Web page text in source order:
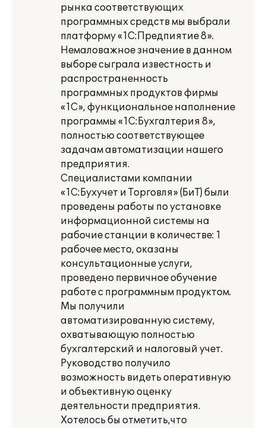
рынка соответствующих
программных средств мы выбрали
платформу «1С:Предпиятие 8».
Немаловажное значение в данном
выборе сыграла известность и
распространенность
программных продуктов фирмы
«1С», функциональное наполнение
программы «1С:Бухгалтерия 8»,
полностью соответствующее
задачам автоматизации нашего
предприятия.
Специалистами компании
«1С:Бухучет и Торговля» (БиТ) были
проведены работы по установке
информационной системы на
рабочие станции в количестве: 1
рабочее место, оказаны
консультационные услуги,
проведено первичное обучение
работе с программным продуктом.
Мы получили
автоматизированную систему,
охватывающую полностью
бухгалтерский и налоговый учет.
Руководство получило
возможность видеть оперативную
и объективную оценку
деятельности предприятия.
Хотелось бы отметить,что